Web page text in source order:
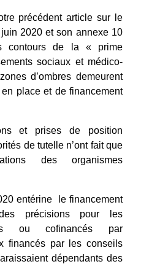
précédent article sur le
2020 et son annexe 10
contours de la « prime
sociaux et médico-
d’ombres demeurent
place et de financement
et prises de position
de tutelle n’ont fait que
des organismes
entérine le financement
précisions pour les
ou cofinancés par
financés par les conseils
dépendants des